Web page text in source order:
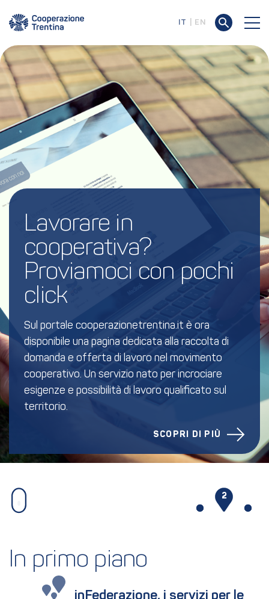
IT EN
Lavorare in
cooperativa?
Proviamoci con pochi
click
Sul portale cooperazionetrentina.it è ora
disponibile una pagina dedicata alla raccolta di
domanda e offerta di lavoro nel movimento
cooperativo. Un servizio nato per incrociare
esigenze e possibilità di lavoro qualificato sul
territorio.
SCOPRI DI PIÙ
2
In primo piano
inFederazione, i servizi per le